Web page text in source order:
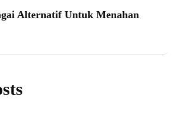
Alternatif Untuk Menahan